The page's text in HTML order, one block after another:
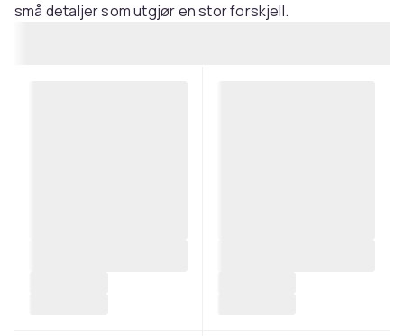
små detaljer som utgjør en stor forskjell.